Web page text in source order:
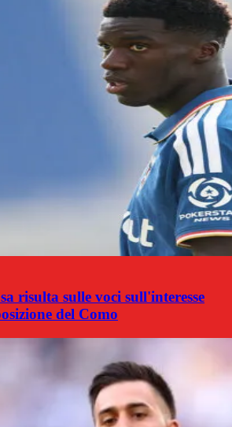
risulta sulle voci sull'interesse
del Como